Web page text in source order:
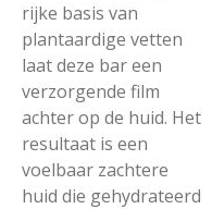
rijke basis van
plantaardige vetten
laat deze bar een
verzorgende film
achter op de huid. Het
resultaat is een
voelbaar zachtere
huid die gehydrateerd